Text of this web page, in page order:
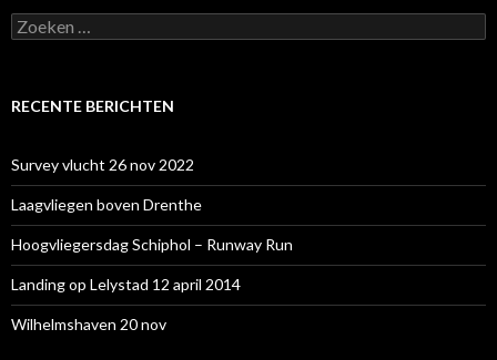
Zoeken
naar:
RECENTE BERICHTEN
Survey vlucht 26 nov 2022
Laagvliegen boven Drenthe
Hoogvliegersdag Schiphol – Runway Run
Landing op Lelystad 12 april 2014
Wilhelmshaven 20 nov